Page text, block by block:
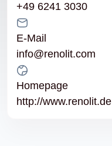
+49 6241 3030
E-Mail
info@renolit.com
Homepage
http://www.renolit.de